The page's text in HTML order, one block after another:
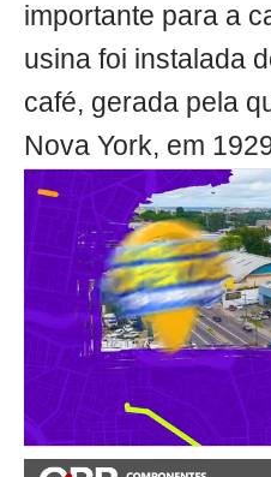
importante para a
usina foi instalada
café, gerada pela
Nova York, em